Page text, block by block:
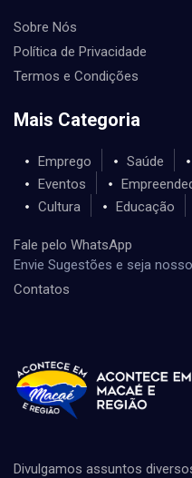
Sobre Nós
Política de Privacidade
Termos e Condições
Mais Categoria
Emprego Saúde
Eventos
Cultura
Educação
Fale pelo WhatsApp
Envie Sugestões e seja
Contatos
Divulgamos assuntos